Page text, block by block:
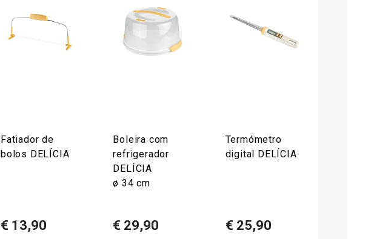
Fatiador de
bolos DELÍCIA
€ 13,90
Boleira com
refrigerador
DELÍCIA
ø 34 cm
€ 29,90
Termómetro
digital DELÍCIA
€ 25,90